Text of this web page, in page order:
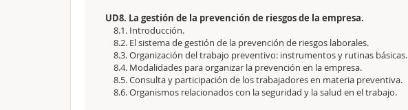
UD8. La gestión de la prevención de riesgos de la empresa.
8.1. Introducción.
8.2. El sistema de gestión de la prevención de riesgos laborales.
8.3. Organización del trabajo preventivo: instrumentos y rutinas básicas.
8.4. Modalidades para organizar la prevención en la empresa.
8.5. Consulta y participación de los trabajadores en materia preventiva.
8.6. Organismos relacionados con la seguridad y la salud en el trabajo.